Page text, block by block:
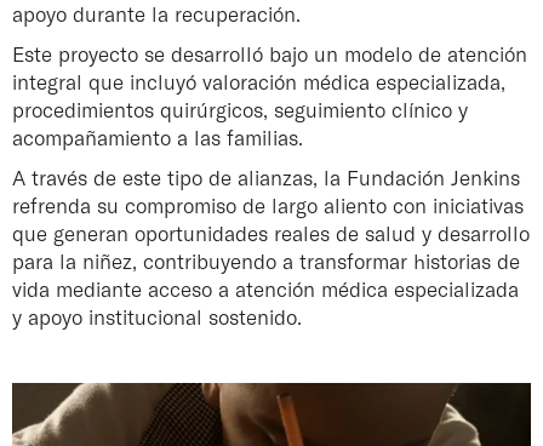
apoyo durante la recuperación.
Este proyecto se desarrolló bajo un modelo de atención
integral que incluyó valoración médica especializada,
procedimientos quirúrgicos, seguimiento clínico y
acompañamiento a las familias.
A través de este tipo de alianzas, la Fundación Jenkins
refrenda su compromiso de largo aliento con iniciativas
que generan oportunidades reales de salud y desarrollo
para la niñez, contribuyendo a transformar historias de
vida mediante acceso a atención médica especializada
y apoyo institucional sostenido.